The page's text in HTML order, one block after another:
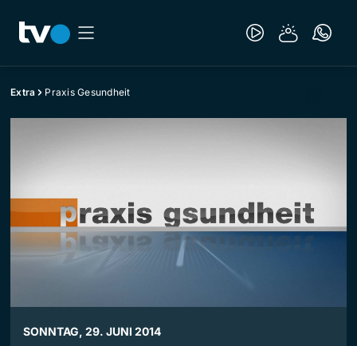
Extra Praxis Gesundheit
SONNTAG, 29. JUNI 2014